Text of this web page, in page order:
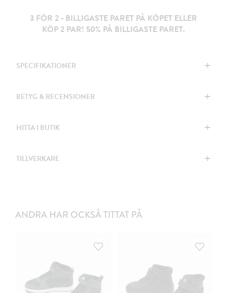
3 FÖR 2 - BILLIGASTE PARET PÅ KÖPET ELLER
KÖP 2 PAR! 50% PÅ BILLIGASTE PARET.
SPECIFIKATIONER +
BETYG & RECENSIONER +
HITTA I BUTIK +
TILLVERKARE +
ANDRA HAR OCKSÅ TITTAT PÅ